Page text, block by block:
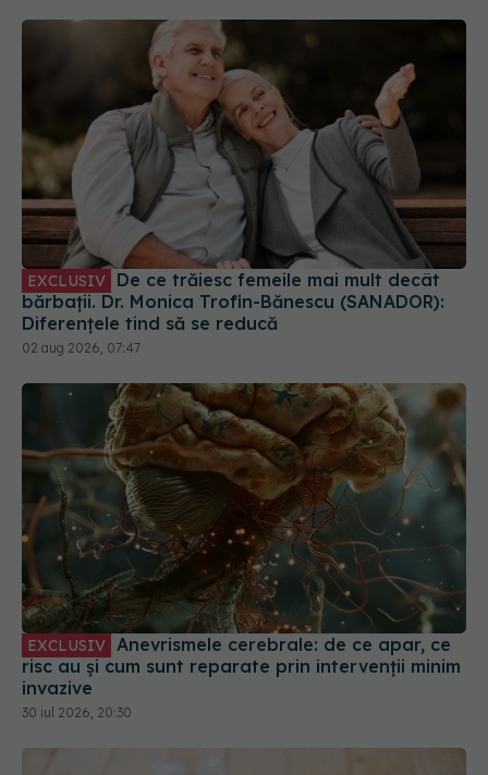
EXCLUSIV
bărbații. Dr. Monica Trofin-Bănescu (SANADOR):
Diferențele tind să se reducă
02 aug 2026, 07:47
EXCLUSIV
risc au și cum sunt reparate prin intervenții minim
invazive
30 iul 2026, 20:30